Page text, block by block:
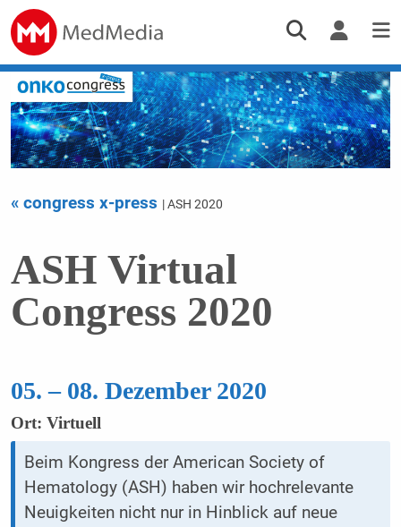
« congress x-press | ASH 2020
ASH Virtual
Congress 2020
05. – 08. Dezember 2020
Ort: Virtuell
Beim Kongress der American Society of
Hematology (ASH) haben wir hochrelevante
Neuigkeiten nicht nur in Hinblick auf neue